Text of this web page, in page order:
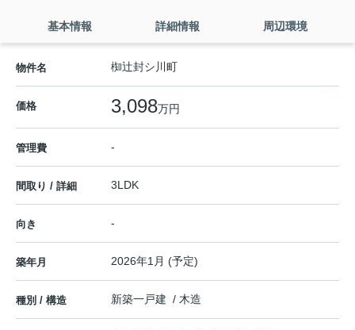
基本情報 詳細情報 周辺環境
物件名 椥辻封シ川町
価格 3,098万円
管理費 -
間取り / 詳細 3LDK
向き -
築年月 2026年1月 (予定)
種別 / 構造 新築一戸建 / 木造